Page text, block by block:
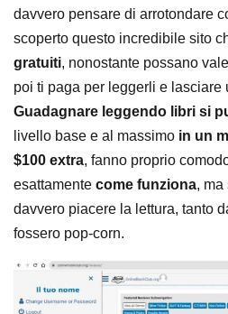
davvero pensare di arrotondare
scoperto questo incredibile sito
gratuiti, nonostante possano
poi ti paga per leggerli e lasciare
Guadagnare leggendo libri si
livello base e al massimo in un
$100 extra, fanno proprio
esattamente come funziona, ma
davvero piacere la lettura, tanto
fossero pop-corn.